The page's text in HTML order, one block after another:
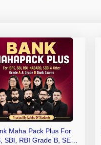
Maha Pack Plus For
SBI, RBI Grade B, SEBI